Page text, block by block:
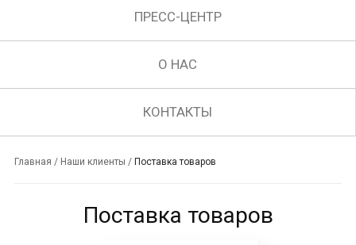
ПРЕСС-ЦЕНТР
О НАС
КОНТАКТЫ
Главная / Наши клиенты / Поставка товаров
Поставка товаров